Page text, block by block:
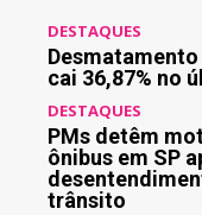
DESTAQUES
cai 36,87% no
DESTAQUES
PMs detêm
ônibus em SP
trânsito